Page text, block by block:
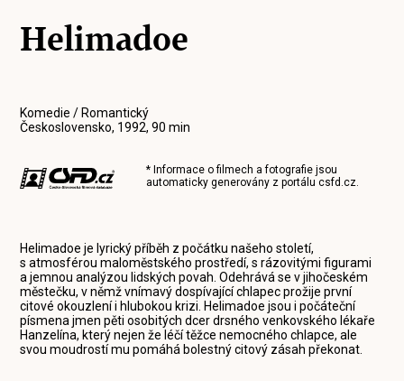
Helimadoe
Komedie / Romantický
Československo, 1992, 90 min
* Informace o filmech a fotografie jsou
automaticky generovány z portálucsfd.cz.
Helimadoe je lyrický příběh z počátku našeho století,
s atmosférou maloměstského prostředí, s rázovitými figurami
a jemnou analýzou lidských povah. Odehrává se v jihočeském
městečku, v němž vnímavý dospívající chlapec prožije první
citové okouzlení i hlubokou krizi. Helimadoe jsou i počáteční
písmena jmen pěti osobitých dcer drsného venkovského lékaře
Hanzelína, který nejen že léčí těžce nemocného chlapce, ale
svou moudrostí mu pomáhá bolestný citový zásah překonat.